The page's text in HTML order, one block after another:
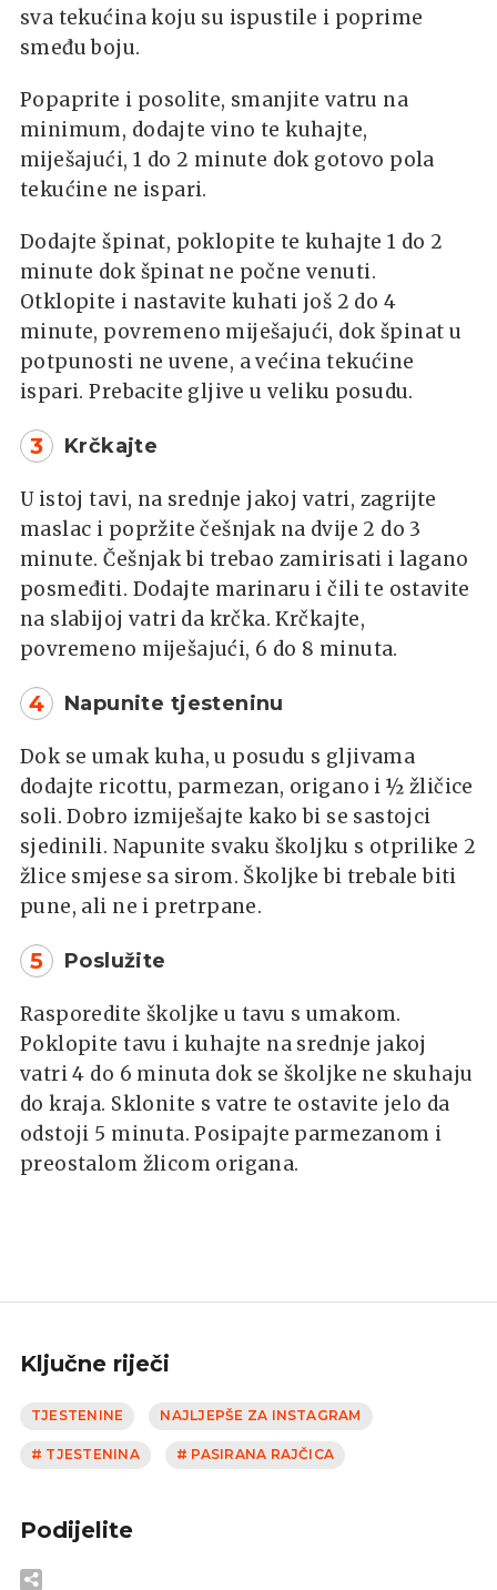
sva tekućina koju su ispustile i poprime
smeđu boju.
Popaprite i posolite, smanjite vatru na
minimum, dodajte vino te kuhajte,
miješajući, 1 do 2 minute dok gotovo pola
tekućine ne ispari.
Dodajte špinat, poklopite te kuhajte 1 do 2
minute dok špinat ne počne venuti.
Otklopite i nastavite kuhati još 2 do 4
minute, povremeno miješajući, dok špinat u
potpunosti ne uvene, a većina tekućine
ispari. Prebacite gljive u veliku posudu.
3 Krčkajte
U istoj tavi, na srednje jakoj vatri, zagrijte
maslac i popržite češnjak na dvije 2 do 3
minute. Češnjak bi trebao zamirisati i lagano
posmeđiti. Dodajte marinaru i čili te ostavite
na slabijoj vatri da krčka. Krčkajte,
povremeno miješajući, 6 do 8 minuta.
4 Napunite tjesteninu
Dok se umak kuha, u posudu s gljivama
dodajte ricottu, parmezan, origano i ½ žličice
soli. Dobro izmiješajte kako bi se sastojci
sjedinili. Napunite svaku školjku s otprilike 2
žlice smjese sa sirom. Školjke bi trebale biti
pune, ali ne i pretrpane.
5 Poslužite
Rasporedite školjke u tavu s umakom.
Poklopite tavu i kuhajte na srednje jakoj
vatri 4 do 6 minuta dok se školjke ne skuhaju
do kraja. Sklonite s vatre te ostavite jelo da
odstoji 5 minuta. Posipajte parmezanom i
preostalom žlicom origana.
Ključne riječi
TJESTENINE NAJLJEPŠE ZA INSTAGRAM
# TJESTENINA # PASIRANA RAJČICA
Podijelite